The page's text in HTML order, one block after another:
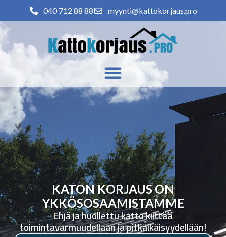
040 712 88 88 myynti@kattokorjaus.pro
KATON KORJAUS ON
YKKÖSOSAAMISTAMME
Ehjä ja huollettu katto kiittää
toimintavarmuudellaan ja pitkäikäisyydellään!